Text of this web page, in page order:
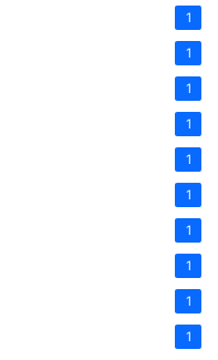
1
1
1
1
1
1
1
1
1
1